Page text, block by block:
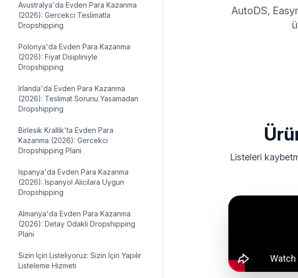
Avustralya'da Evden Para Kazanma
(2026): Gercekci Teslimatla
Dropshipping
Polonya'da Evden Para Kazanma
(2026): Fiyat Disipliniyle
Dropshipping
Irlanda'da Evden Para Kazanma
(2026): Teslimat Sorunu Yasamadan
Dropshipping
Birlesik Krallik'ta Evden Para
Kazanma (2026): Gercekci
Dropshipping Plani
Ispanya'da Evden Para Kazanma
(2026): Ispanyol Alicilara Uygun
Dropshipping
Almanya'da Evden Para Kazanma
(2026): Detay Odakli Dropshipping
Plani
Sizin İçin Listeliyoruz: Sizin İçin Yapılır
Listeleme Hizmeti
AutoDS,
Listeleri